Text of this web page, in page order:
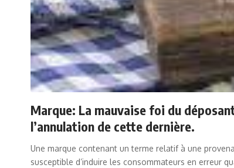
Marque: La mauvaise foi du
l’annulation de cette dernière.
Une marque contenant un terme relatif à une
susceptible d’induire les consommateurs en erreur